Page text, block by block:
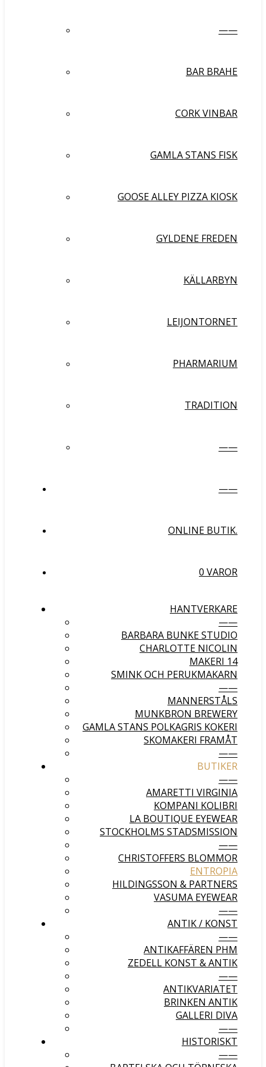
——
BAR BRAHE
CORK VINBAR
GAMLA STANS FISK
GOOSE ALLEY PIZZA KIOSK
GYLDENE FREDEN
KÄLLARBYN
LEIJONTORNET
PHARMARIUM
TRADITION
——
——
ONLINE BUTIK.
0 VAROR
HANTVERKARE
——
BARBARA BUNKE STUDIO
CHARLOTTE NICOLIN
MAKERI 14
SMINK OCH PERUKMAKARN
——
MANNERSTÅLS
MUNKBRON BREWERY
GAMLA STANS POLKAGRIS KOKERI
SKOMAKERI FRAMÅT
——
BUTIKER
——
AMARETTI VIRGINIA
KOMPANI KOLIBRI
LA BOUTIQUE EYEWEAR
STOCKHOLMS STADSMISSION
——
CHRISTOFFERS BLOMMOR
ENTROPIA
HILDINGSSON & PARTNERS
VASUMA EYEWEAR
——
ANTIK / KONST
——
ANTIKAFFÄREN PHM
ZEDELL KONST & ANTIK
——
ANTIKVARIATET
BRINKEN ANTIK
GALLERI DIVA
——
HISTORISKT
——